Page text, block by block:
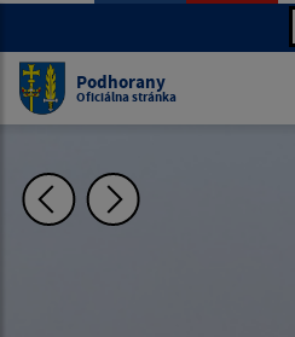
Podhorany
Oficiálna stránka